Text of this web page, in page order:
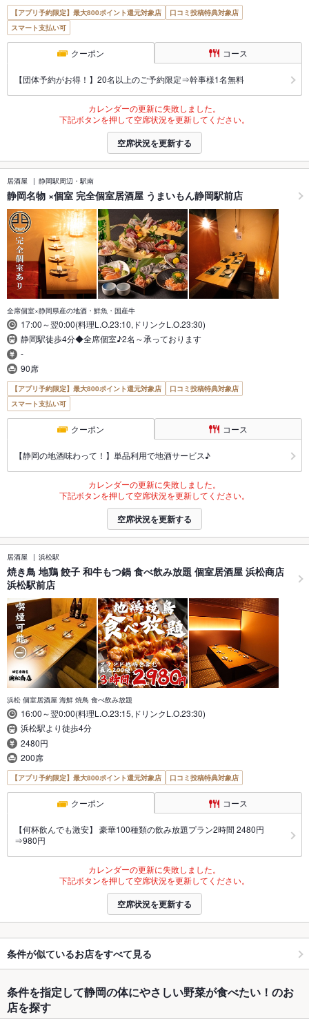
【アプリ予約限定】最大800ポイント還元対象店
口コミ投稿特典対象店
スマート支払い可
クーポン コース
【団体予約がお得！】20名以上のご予約限定⇒幹事様1名無料
カレンダーの更新に失敗しました。
下記ボタンを押して空席状況を更新してください。
空席状況を更新する
居酒屋 静岡駅周辺・駅南
静岡名物 ×個室 完全個室居酒屋 うまいもん静岡駅前店
全席個室×静岡県産の地酒・鮮魚・国産牛
17:00～翌0:00(料理L.O.23:10,ドリンクL.O.23:30)
静岡駅徒歩4分◆全席個室♪2名～承っております
-
90席
【アプリ予約限定】最大800ポイント還元対象店
口コミ投稿特典対象店
スマート支払い可
クーポン コース
【静岡の地酒味わって！】単品利用で地酒サービス♪
カレンダーの更新に失敗しました。
下記ボタンを押して空席状況を更新してください。
空席状況を更新する
居酒屋 浜松駅
焼き鳥 地鶏 餃子 和牛もつ鍋 食べ飲み放題 個室居酒屋 浜松商店
浜松駅前店
浜松 個室居酒屋 海鮮 焼鳥 食べ飲み放題
16:00～翌0:00(料理L.O.23:15,ドリンクL.O.23:30)
浜松駅より徒歩4分
2480円
200席
【アプリ予約限定】最大800ポイント還元対象店 口コミ投稿特典対象店
クーポン コース
【何杯飲んでも激安】 豪華100種類の飲み放題プラン2時間 2480円
⇒980円
カレンダーの更新に失敗しました。
下記ボタンを押して空席状況を更新してください。
空席状況を更新する
条件が似ているお店をすべて見る
条件を指定して静岡の体にやさしい野菜が食べたい！のお
店を探す